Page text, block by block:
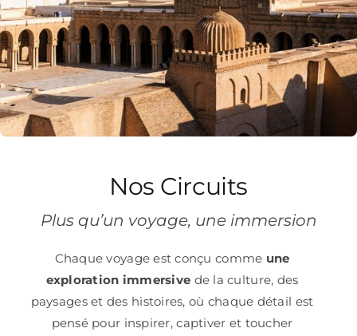
Nos Circuits
Plus qu’un voyage, une immersion
Chaque voyage est conçu comme une
exploration immersive de la culture, des
paysages et des histoires, où chaque détail est
pensé pour inspirer, captiver et toucher